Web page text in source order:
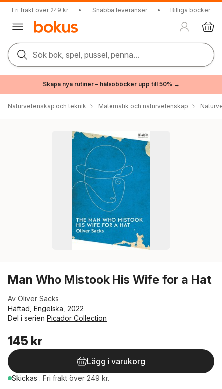
Fri frakt över 249 kr • Snabba leveranser • Billiga böcker
Sök bok, spel, pussel, penna...
Skapa nya rutiner – hälsoböcker upp till 50% →
Naturvetenskap och teknik Matematik och naturvetenskap
Man Who Mistook His Wife for a Hat
Av Oliver Sacks
Häftad, Engelska, 2022
Del i serien Picador Collection
145 kr
Lägg i varukorg
Skickas . Fri frakt över 249 kr.